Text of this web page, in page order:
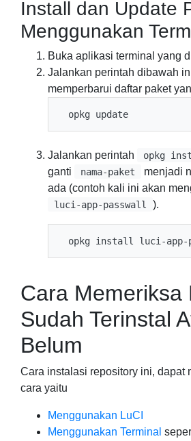
Install dan Update
Menggunakan
Buka aplikasi terminal yang
Jalankan perintah dibawah
memperbarui daftar paket
Jalankan perintah opkg
ganti
nama-paket
menjadi
ada (contoh kali ini akan
luci-app-passwall ).
Cara Memeriksa
Sudah Terinstal
Belum
Cara instalasi repository ini, dapat
cara yaitu
Menggunakan LuCI
Menggunakan Terminal